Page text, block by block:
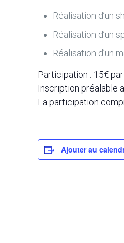
Réalisation d’un
Réalisation d’un
Réalisation d’un
Participation : 15€
Inscription préalable
La participation
Ajouter au